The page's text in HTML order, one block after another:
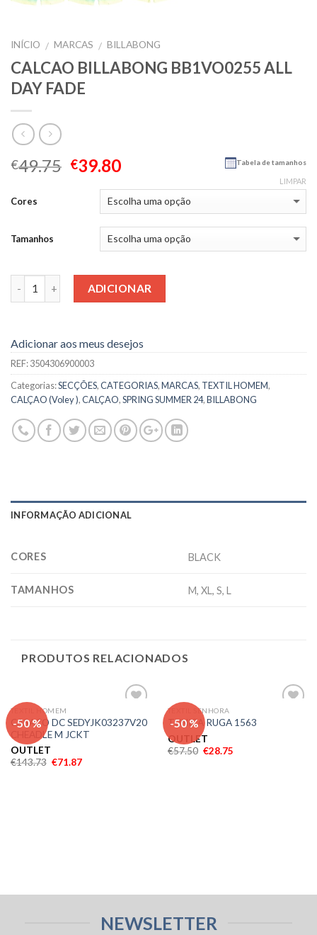
INÍCIO / MARCAS / BILLABONG
CALCAO BILLABONG BB1VO0255 ALL
DAY FADE
€49.75 €39.80 Tabela de tamanhos
Cores
Tamanhos
LIMPAR
Quantidade ADICIONAR
Adicionar aos meus desejos
REF:3504306900003
Categorias:SECÇÕES,CATEGORIAS,MARCAS, TEXTIL HOMEM,
CALÇAO (Voley ),CALÇAO,SPRING SUMMER 24,BILLABONG
INFORMAÇÃO ADICIONAL
CORES BLACK
TAMANHOS M, XL, S, L
PRODUTOS RELACIONADOS
-50 %
aos meus
TEXTIL HOMEM
CASACO DC SEDYJK03237V20
CHEADLE M JCKT
OUTLET
€143.73 €71.87
-50 %
TEXTIL SENHORA
TUNICA RUGA 1563
OUTLET
€57.50 €28.75
NEWSLETTER